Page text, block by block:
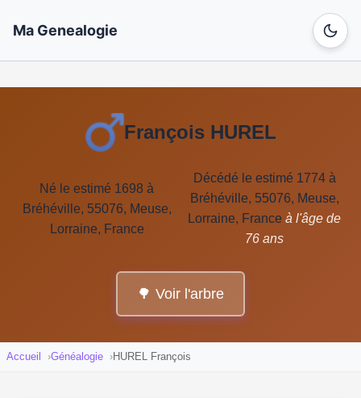
Ma Genealogie
François HUREL
Né le estimé 1698 à
Bréhéville, 55076, Meuse,
Lorraine, France
Décédé le estimé 1774 à
Bréhéville, 55076, Meuse,
Lorraine, France à l'âge de
76 ans
🌳 Voir l'arbre
Accueil Généalogie HUREL François